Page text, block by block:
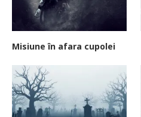
Misiune în afara cupolei